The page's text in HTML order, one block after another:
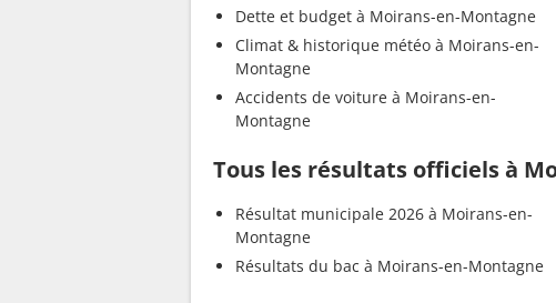
Dette et budget à Moirans-en-Montagne
Climat & historique météo à Moirans-en-
Montagne
Accidents de voiture à Moirans-en-
Montagne
Tous les résultats officiels à
Résultat municipale 2026 à Moirans-en-
Montagne
Résultats du bac à Moirans-en-Montagne